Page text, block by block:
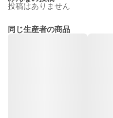
投稿はありません
同じ生産者の商品